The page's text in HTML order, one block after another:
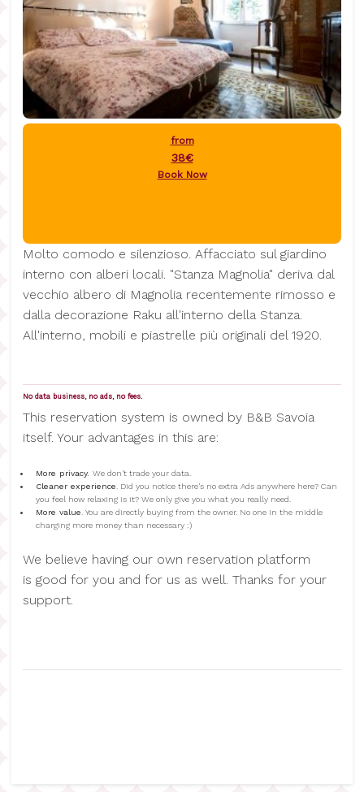
from
38€
Book Now
Molto comodo e silenzioso. Affacciato sul giardino
interno con alberi locali. "Stanza Magnolia" deriva dal
vecchio albero di Magnolia recentemente rimosso e
dalla decorazione Raku all'interno della Stanza.
All'interno, mobili e piastrelle più originali del 1920.
No data business, no ads, no fees.
This reservation system is owned by B&B Savoia
itself. Your advantages in this are:
More privacy. We don't trade your data.
Cleaner experience. Did you notice there's no extra Ads anywhere here? Can
you feel how relaxing is it? We only give you what you really need.
More value. You are directly buying from the owner. No one in the middle
charging more money than necessary :)
We believe having our own reservation platform
is good for you and for us as well. Thanks for your
support.